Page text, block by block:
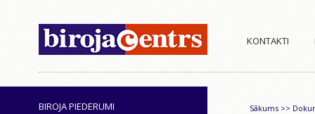
KONTAKTI
BIROJA PIEDERUMI Sākums >>